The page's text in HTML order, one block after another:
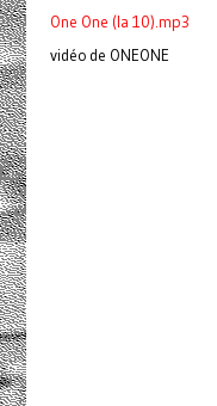
One One (la 10).mp3
vidéo de ONEONE